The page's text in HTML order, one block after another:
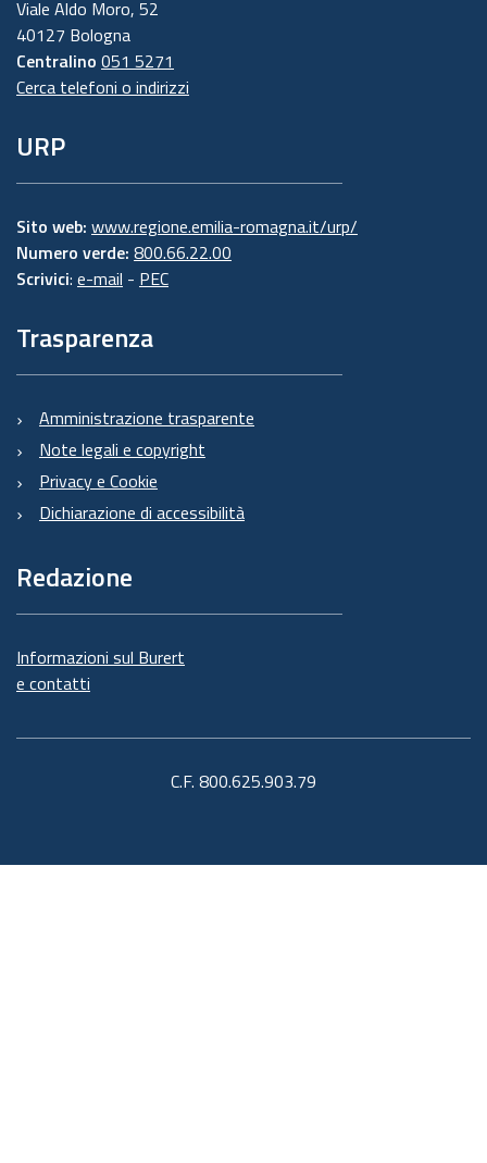
Viale Aldo Moro, 52
40127 Bologna
Centralino 051 5271
Cerca telefoni o indirizzi
URP
Sito web: www.regione.emilia-romagna.it/urp/
Numero verde: 800.66.22.00
Scrivici: e-mail - PEC
Trasparenza
Amministrazione trasparente
Note legali e copyright
Privacy e Cookie
Dichiarazione di accessibilità
Redazione
Informazioni sul Burert
e contatti
C.F. 800.625.903.79